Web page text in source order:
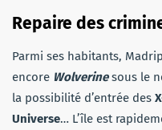
Repaire des
Parmi ses habitants,
encore Wolverinesous le
la possibilité d’entrée des
Universe… L’île est